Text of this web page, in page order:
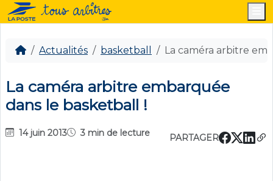
Actualités basketball La caméra arbitre
La caméra arbitre embarquée
dans le basketball !
14 juin 2013 3 min de lecture PARTAGER